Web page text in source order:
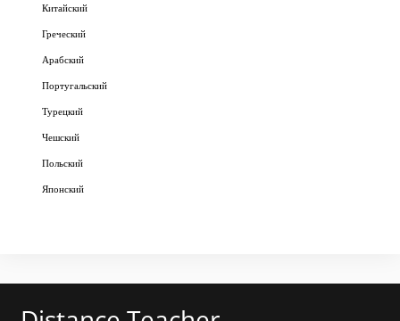
Китайский
Греческий
Арабский
Португальский
Турецкий
Чешский
Польский
Японский